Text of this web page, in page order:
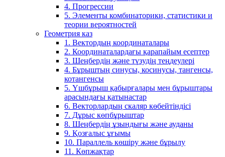
4. Прогрессии
5. Элементы комбинаторики, статистики и
теории вероятностей
Геометрия каз
1. Вектордың координаталары
2. Координаталардағы қарапайым есептер
3. Шеңбердің және түзудің теңдеулері
4. Бұрыштың синусы, косинусы, тангенсы,
котангенсы
5. Үшбұрыш қабырғалары мен бұрыштары
арасындағы қатынастар
6. Векторлардың скаляр көбейтіндісі
7. Дұрыс көпбұрыштар
8. Шеңбердің ұзындығы және ауданы
9. Қозғалыс ұғымы
10. Параллель көшіру және бұрылу
11. Көпжақтар